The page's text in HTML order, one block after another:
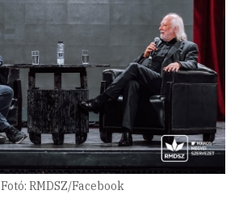
Fotó: RMDSZ/Facebook